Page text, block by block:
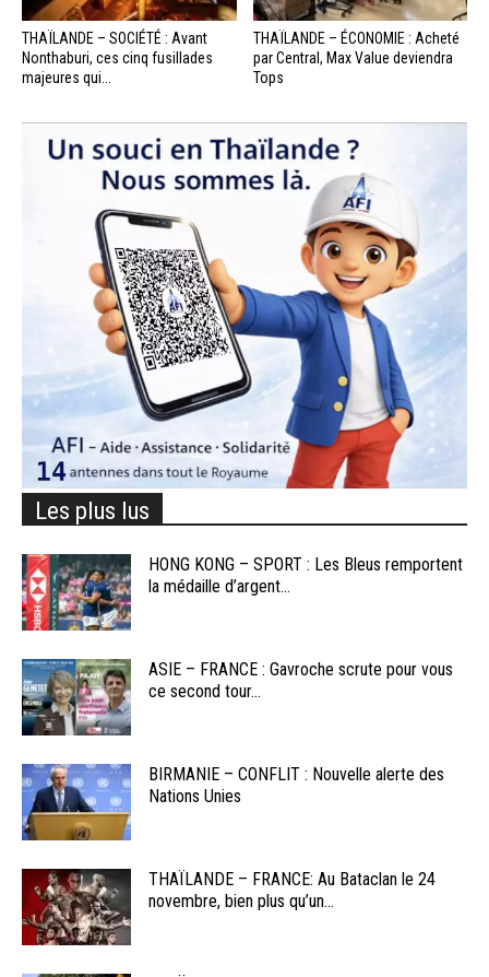
THAÏLANDE – SOCIÉTÉ : Avant
Nonthaburi, ces cinq fusillades
majeures qui...
THAÏLANDE – ÉCONOMIE : Acheté
par Central, Max Value deviendra
Tops
Les plus lus
HONG KONG – SPORT : Les Bleus remportent
la médaille d’argent...
ASIE – FRANCE : Gavroche scrute pour vous
ce second tour...
BIRMANIE – CONFLIT : Nouvelle alerte des
Nations Unies
THAÏLANDE – FRANCE: Au Bataclan le 24
novembre, bien plus qu’un...